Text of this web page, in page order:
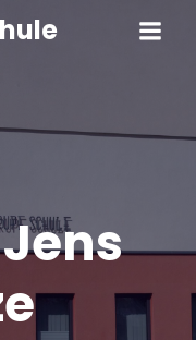
Jens